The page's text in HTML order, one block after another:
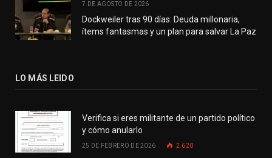
7 DE AGOSTO DE 2026
Dockweiler tras 90 días: Deuda millonaria,
ítems fantasmas y un plan para salvar La Paz
LO MÁS LEIDO
Verifica si eres militante de un partido político
y cómo anularlo
25 DE FEBRERO DE 2026 2.620